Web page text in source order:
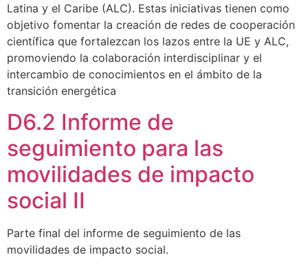
Latina y el Caribe (ALC). Estas iniciativas tienen como
objetivo fomentar la creación de redes de cooperación
científica que fortalezcan los lazos entre la UE y ALC,
promoviendo la colaboración interdisciplinar y el
intercambio de conocimientos en el ámbito de la
transición energética
D6.2 Informe de
seguimiento para las
movilidades de impacto
social II
Parte final del informe de seguimiento de las
movilidades de impacto social.